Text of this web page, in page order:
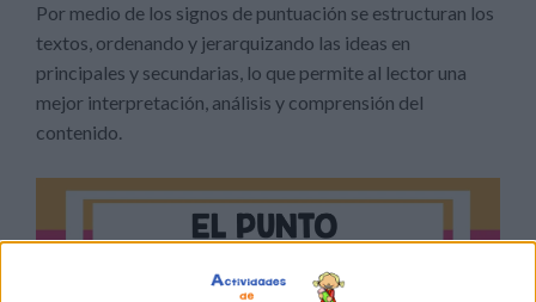
Por medio de los signos de puntuación se estructuran los
textos, ordenando y jerarquizando las ideas en
principales y secundarias, lo que permite al lector una
mejor interpretación, análisis y comprensión del
contenido.